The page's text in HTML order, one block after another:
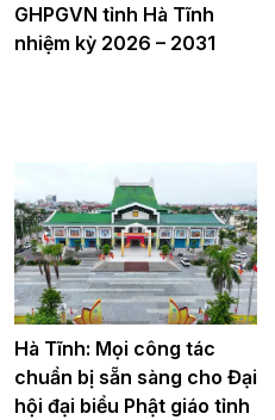
GHPGVN tỉnh Hà Tĩnh
nhiệm kỳ 2026 – 2031
Hà Tĩnh: Mọi công tác
chuẩn bị sẵn sàng cho Đại
hội đại biểu Phật giáo tỉnh